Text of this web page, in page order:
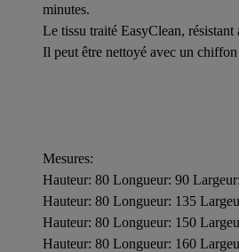
minutes.
Le tissu traité EasyClean, résistant
Il peut être nettoyé avec un chiffon
Mesures:
Hauteur: 80 Longueur: 90
Hauteur: 80 Longueur: 135
Hauteur: 80 Longueur: 150
Hauteur: 80 Longueur: 160